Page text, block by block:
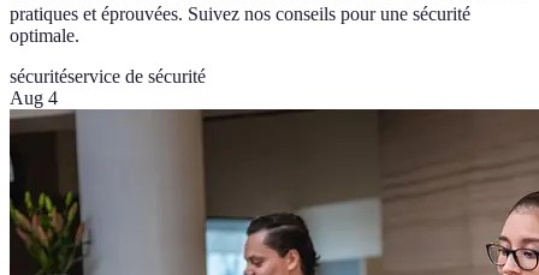
pratiques et éprouvées. Suivez nos conseils pour une sécurité
optimale.
sécuritéservice de sécurité
Aug 4